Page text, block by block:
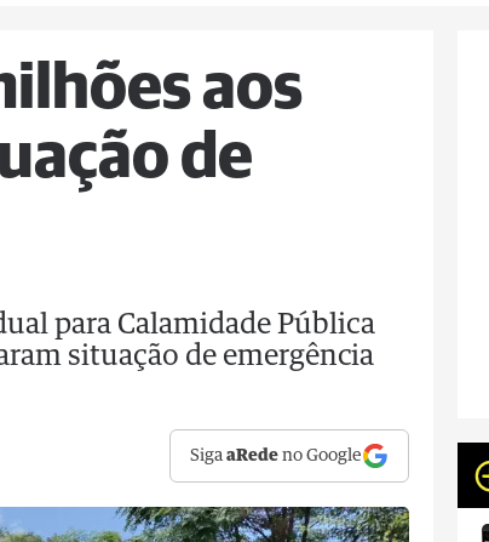
aos
de
para Calamidade Pública
situação de emergência
SigaaRede no Google